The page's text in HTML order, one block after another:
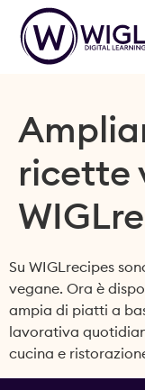
ricette
Su WIGLrecipes
vegane. Ora è
ampia di piatti a
lavorativa
cucina e